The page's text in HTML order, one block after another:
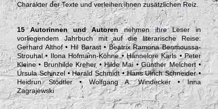
Charakter der Texte und verleihen ihnen zusätzlichen Reiz.
15 Autorinnen und Autorennehmen ihre Leser in
vorliegendem Jahrbuch mit auf die literarische Reise:
Gerhard Althof • Hil Barast • Beatrix Ramona Benmoussa-
Strouhal • Ilona Hofmann-Köhne • Hannelore Karls • Peter
Kleine • Brunhilde Kreher • Hilde Mai • Günther Melchert •
Ursula Schinzel • Harald Schmidt • Hans Ulrich Schneider •
Heidrun Stödtler • Wolfgang A. Windecker • Inna
Zagrajewski